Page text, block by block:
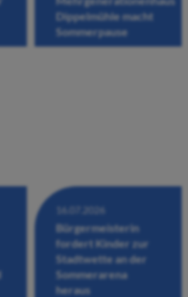
Dippelmühle macht
Sommerpause
16.07.2026
Bürgermeisterin
fordert Kinder zur
Stadtwette an der
Sommerarena
heraus